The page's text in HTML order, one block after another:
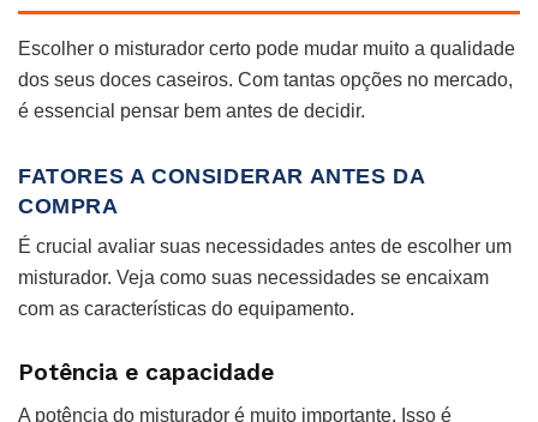
Escolher o misturador certo pode mudar muito a qualidade
dos seus doces caseiros. Com tantas opções no mercado,
é essencial pensar bem antes de decidir.
FATORES A CONSIDERAR ANTES DA
COMPRA
É crucial avaliar suas necessidades antes de escolher um
misturador. Veja como suas necessidades se encaixam
com as características do equipamento.
Potência e capacidade
A potência do misturador é muito importante. Isso é